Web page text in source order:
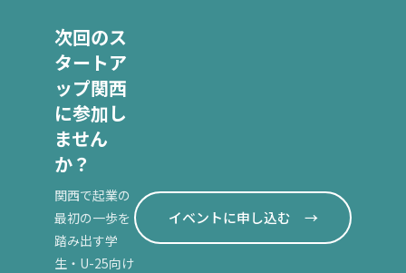
月28日
に開催す
る第10
回「スタ
ートアッ
プ関西」
におい
て、ニッ
セイ・キ
ャピタル
株式会
社...
次回のス
タートア
ップ関西
に参加し
ません
か？
関西で起業の
最初の一歩を
踏み出す学
生・U-25向け
イベントに申し込む →